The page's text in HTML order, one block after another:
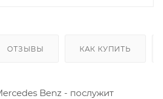
ОТЗЫВЫ КАК КУПИТЬ
Benz - послужит